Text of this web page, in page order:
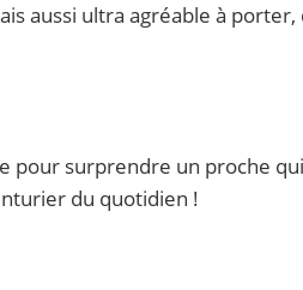
aussi ultra agréable à porter,
pour surprendre un proche
du quotidien !